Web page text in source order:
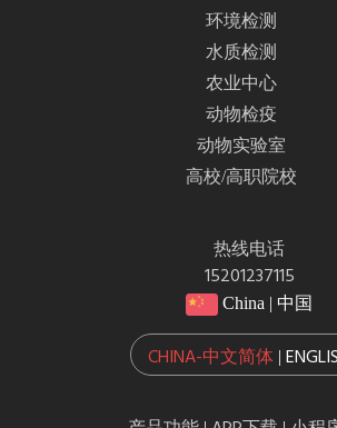
环境检测
水质检测
农业中心
动物检疫
动物实验室
高校/高职院校
热线电话
15201237115
China | 中国
CHINA-中文简体 |